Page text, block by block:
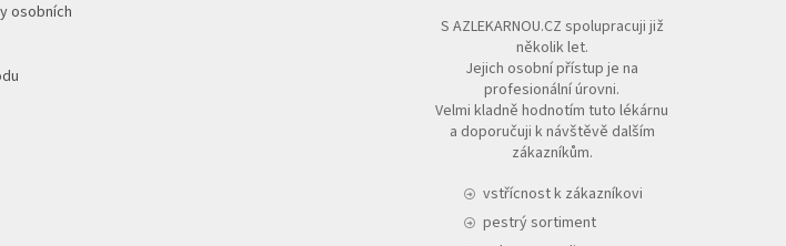
osobních
S AZLEKARNOU.CZ spolupracuji již
několik let.
Jejich osobní přístup je na
profesionální úrovni.
Velmi kladně hodnotím tuto lékárnu
a doporučuji k návštěvě dalším
zákazníkům.
vstřícnost k zákazníkovi
pestrý sortiment